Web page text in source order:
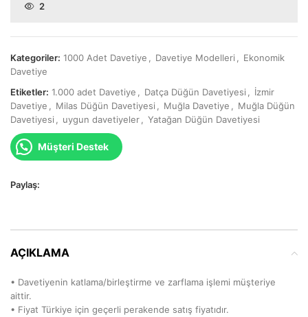
2
Kategoriler: 1000 Adet Davetiye , Davetiye Modelleri , Ekonomik
Davetiye
Etiketler: 1.000 adet Davetiye , Datça Düğün Davetiyesi , İzmir
Davetiye , Milas Düğün Davetiyesi , Muğla Davetiye , Muğla Düğün
Davetiyesi , uygun davetiyeler, Yatağan Düğün Davetiyesi
Müşteri Destek
Paylaş:
AÇIKLAMA
• Davetiyenin katlama/birleştirme ve zarflama işlemi müşteriye
aittir.
• Fiyat Türkiye için geçerli perakende satış fiyatıdır.